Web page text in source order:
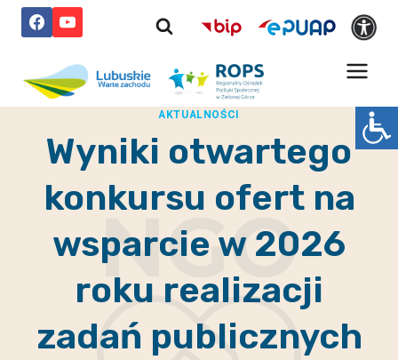
Przejdź
AKTUALNOŚCI
Wyniki otwartego
konkursu ofert na
wsparcie w 2026
roku realizacji
zadań publicznych